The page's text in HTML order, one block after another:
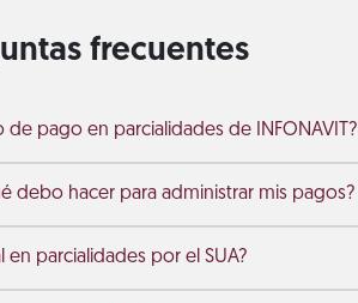
frecuentes
pago en parcialidades de INFONAVIT?
debo hacer para administrar mis pagos?
parcialidades por el SUA?